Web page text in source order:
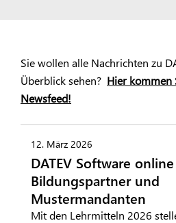
Sie wollen alle Nachrichten zu
Überblick sehen? Hier kommen
Newsfeed!
12. März 2026
DATEV Software
Bildungspartner und
Mustermandanten
Mit den Lehrmitteln 2026